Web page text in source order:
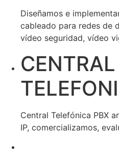
Diseñamos e
cableado para redes de
vídeo seguridad, vídeo
CENTRAL
Central Telefónica PBX
IP, comercializamos,